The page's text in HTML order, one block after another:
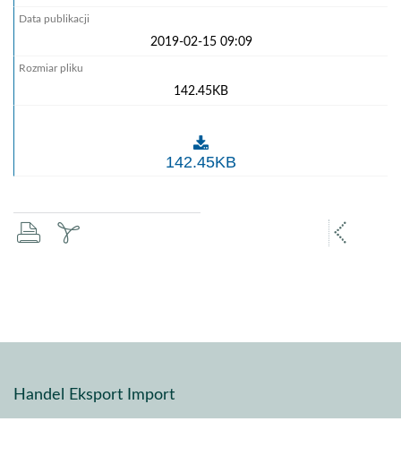
2019-02-15 09:09
142.45KB
Ponowne zasiedlanie gospodarstw po ognisku ASF
142.45KB
drukujzapisz
Handel Eksport Import